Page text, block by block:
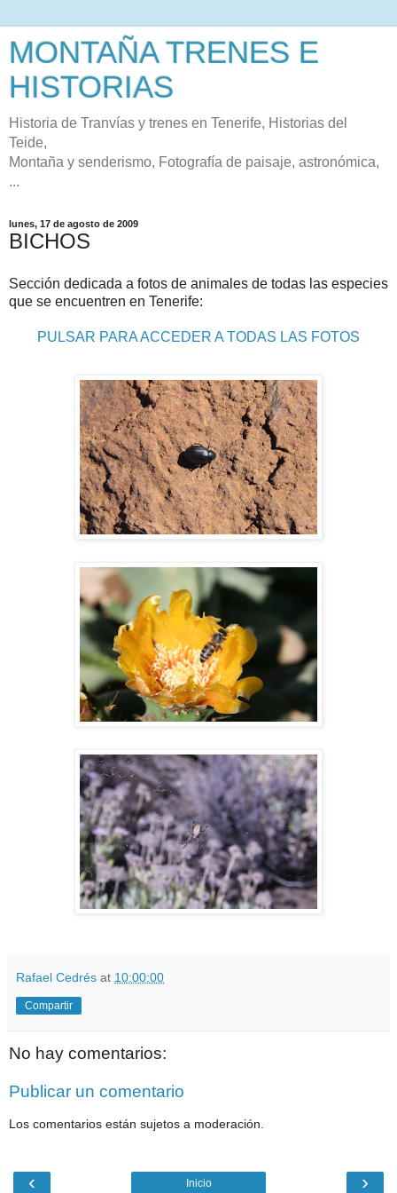
MONTAÑA TRENES E
HISTORIAS
Historia de Tranvías y trenes en Tenerife, Historias del
Teide,
Montaña y senderismo, Fotografía de paisaje, astronómica,
...
lunes, 17 de agosto de 2009
BICHOS
Sección dedicada a fotos de animales de todas las especies
que se encuentren en Tenerife:
PULSAR PARA ACCEDER A TODAS LAS FOTOS
Rafael Cedrés at 10:00:00
Compartir
No hay comentarios:
Publicar un comentario
Los comentarios están sujetos a moderación.
‹ ›
Inicio